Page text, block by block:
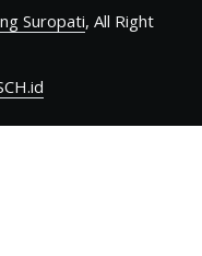
Suropati, All Right